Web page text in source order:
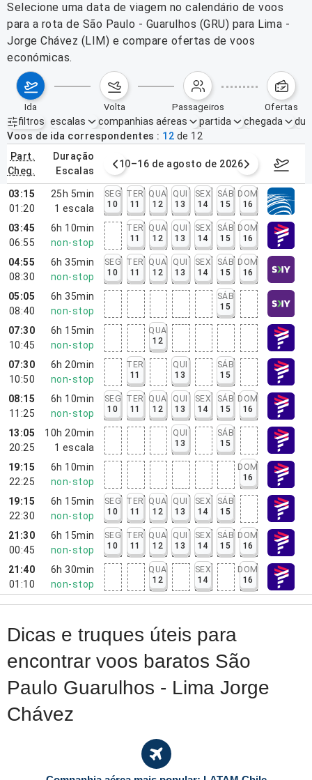
Selecione uma data de viagem no calendário de voos
para a rota de São Paulo - Guarulhos (GRU) para Lima -
Jorge Chávez (LIM) e compare ofertas de voos
económicas.
ida volta passageiros ofertas
filtros
Filtros ativos nenhum
escalas companhias aéreas partida chegada
Voos de ida correspondentes
12 de 12
part.
cheg.
duração
escalas
agosto de 2026 10–16 de agosto de 2026 17–23
03:15
01:20
25h 5min
1 escala
SEG
10
TER
11
QUA
12
QUI
13
SEX
14
SÁB
15
DOM
16
03:45
06:55
6h 10min
non-stop
TER
11
QUA
12
QUI
13
SEX
14
SÁB
15
DOM
16
04:55
08:30
6h 35min
non-stop
SEG
10
TER
11
QUA
12
QUI
13
SEX
14
SÁB
15
DOM
16
05:05
08:40
6h 35min
non-stop
SÁB
15
07:30
10:45
6h 15min
non-stop
QUA
12
07:30
10:50
6h 20min
non-stop
TER
11
QUI
13
SÁB
15
08:15
11:25
6h 10min
non-stop
SEG
10
TER
11
QUA
12
QUI
13
SEX
14
SÁB
15
DOM
16
13:05
20:25
10h 20min
1 escala
QUI
13
SÁB
15
19:15
22:25
6h 10min
non-stop
DOM
16
19:15
22:30
6h 15min
non-stop
SEG
10
TER
11
QUA
12
QUI
13
SEX
14
SÁB
15
21:30
00:45
6h 15min
non-stop
SEG
10
TER
11
QUA
12
QUI
13
SEX
14
SÁB
15
DOM
16
21:40
01:10
6h 30min
non-stop
QUA
12
SEX
14
DOM
16
Dicas e truques úteis para
encontrar voos baratos São
Paulo Guarulhos - Lima Jorge
Chávez